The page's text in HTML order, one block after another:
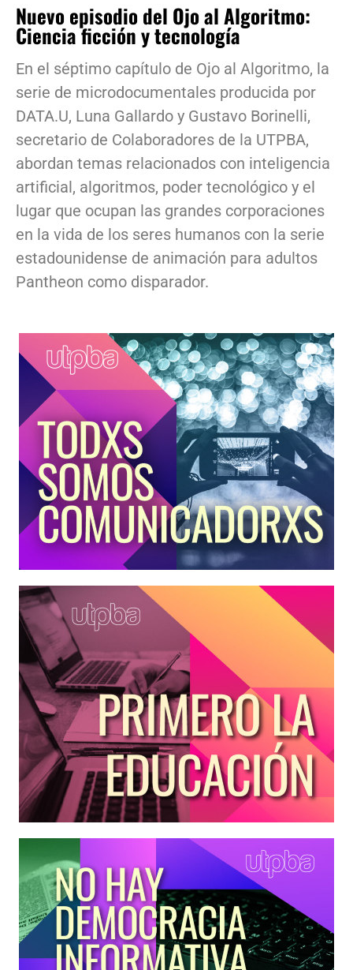
Nuevo episodio del Ojo al Algoritmo:
Ciencia ficción y tecnología
En el séptimo capítulo de Ojo al Algoritmo, la
serie de microdocumentales producida por
DATA.U, Luna Gallardo y Gustavo Borinelli,
secretario de Colaboradores de la UTPBA,
abordan temas relacionados con inteligencia
artificial, algoritmos, poder tecnológico y el
lugar que ocupan las grandes corporaciones
en la vida de los seres humanos con la serie
estadounidense de animación para adultos
Pantheon como disparador.